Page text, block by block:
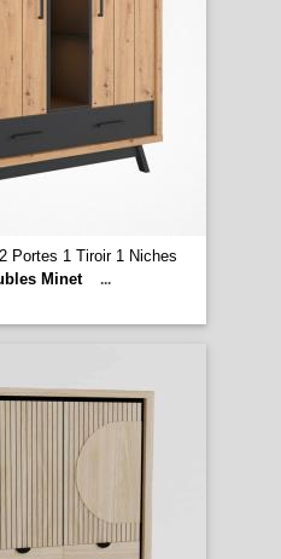
Portes 1 Tiroir 1 Niches
Minet
...